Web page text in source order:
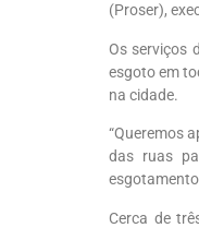
(Proser),
Os serviços
esgoto em
na cidade.
“Queremos
das ruas
Cerca de